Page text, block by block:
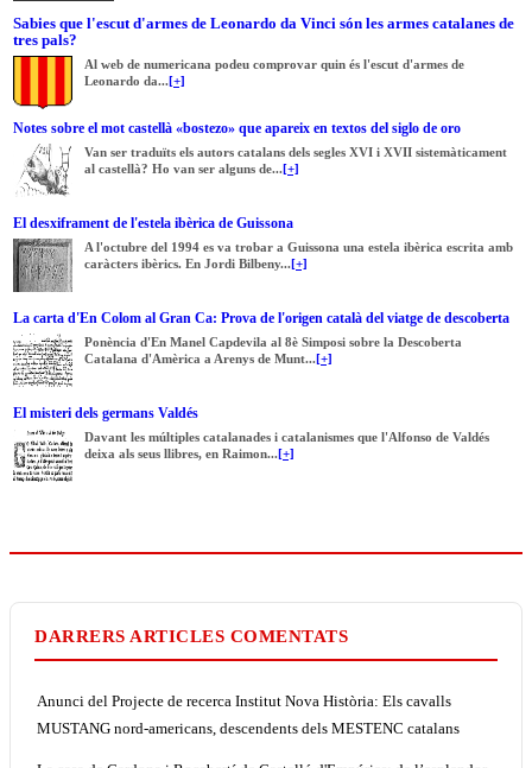
Sabies que l'escut d'armes de Leonardo da Vinci són les armes catalanes de
tres pals?
Al web de numericana podeu comprovar quin és l'escut d'armes de
Leonardo da... [+]
Notes sobre el mot castellà «bostezo» que apareix en textos del siglo de oro
Van ser traduïts els autors catalans dels segles XVI i XVII sistemàticament
al castellà? Ho van ser alguns de... [+]
El desxiframent de l'estela ibèrica de Guissona
A l'octubre del 1994 es va trobar a Guissona una estela ibèrica escrita amb
caràcters ibèrics. En Jordi Bilbeny... [+]
La carta d'En Colom al Gran Ca: Prova de l'origen català del viatge de descoberta
Ponència d'En Manel Capdevila al 8è Simposi sobre la Descoberta
Catalana d'Amèrica a Arenys de Munt... [+]
El misteri dels germans Valdés
Davant les múltiples catalanades i catalanismes que l'Alfonso de Valdés
deixa als seus llibres, en Raimon... [+]
DARRERS ARTICLES COMENTATS
Anunci del Projecte de recerca Institut Nova Història: Els cavalls
MUSTANG nord-americans, descendents dels MESTENC catalans